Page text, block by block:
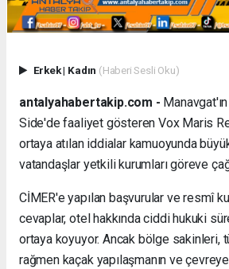
Erkek| Kadın (Haberi Sesli Oku)
antalyahabertakip.com -
Side'de faaliyet gösteren Vox Maris
ortaya atılan iddialar kamuoyunda
vatandaşlar yetkili kurumları göreve
CİMER'e yapılan başvurular ve resmî
cevaplar, otel hakkında ciddi hukuki
ortaya koyuyor. Ancak bölge sakinleri,
rağmen kaçak yapılaşmanın ve